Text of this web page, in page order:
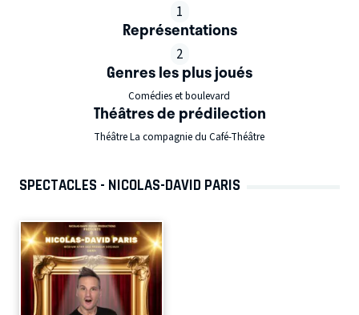
1
Représentations
2
Genres les plus joués
Comédies et boulevard
Théâtres de prédilection
Théâtre La compagnie du Café-Théâtre
SPECTACLES - NICOLAS-DAVID PARIS